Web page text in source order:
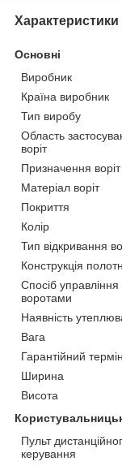
Характеристики
Основні
Виробник
Країна виробник
Тип виробу
Область
воріт
Призначення воріт
Матеріал воріт
Покриття
Колір
Тип відкривання
Конструкція
Спосіб управління
воротами
Наявність
Вага
Гарантійний термін
Ширина
Висота
Пульт
керування